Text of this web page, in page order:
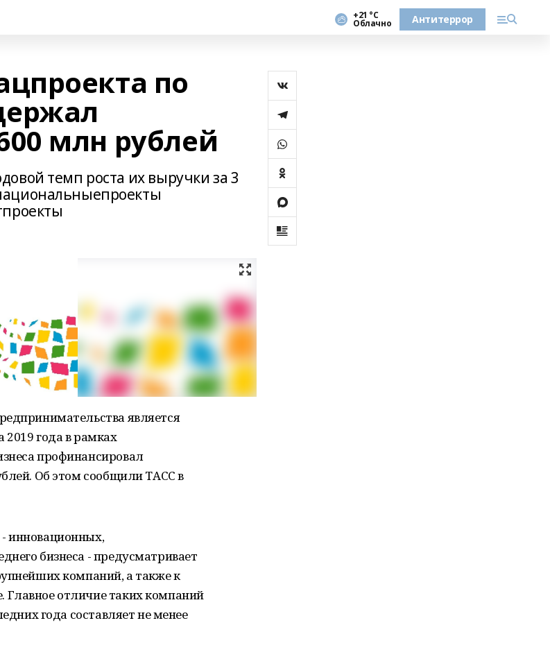
+21 °С
Облачно Антитеррор
по
млн рублей
темп роста их выручки за 3
является
года в рамках
профинансировал
Об этом сообщили ТАСС в
инновационных,
бизнеса - предусматривает
компаний, а также к
отличие таких компаний
года составляет не менее